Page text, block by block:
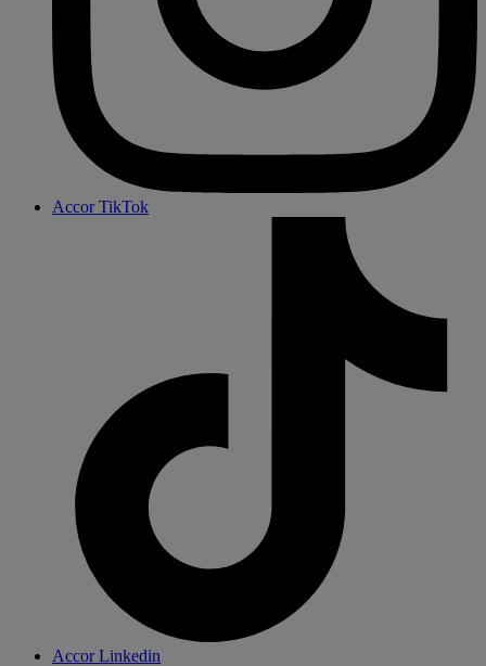
Accor TikTok
Accor Linkedin